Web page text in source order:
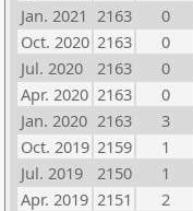
Jan. 2021 2163 0
Oct. 2020 2163 0
Jul. 2020
2163 0
Apr. 2020 2163 0
Jan. 2020 2163 3
Oct. 2019 2159 1
Jul. 2019
2150 1
Apr. 2019 2151 2